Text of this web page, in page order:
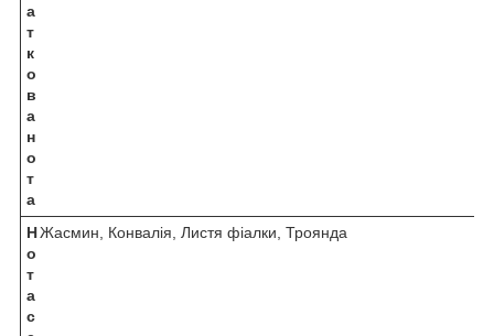
а
т
к
о
в
а
н
о
т
а
Н
о
т
а
с
Жасмин, Конвалія, Листя фіалки, Троянда